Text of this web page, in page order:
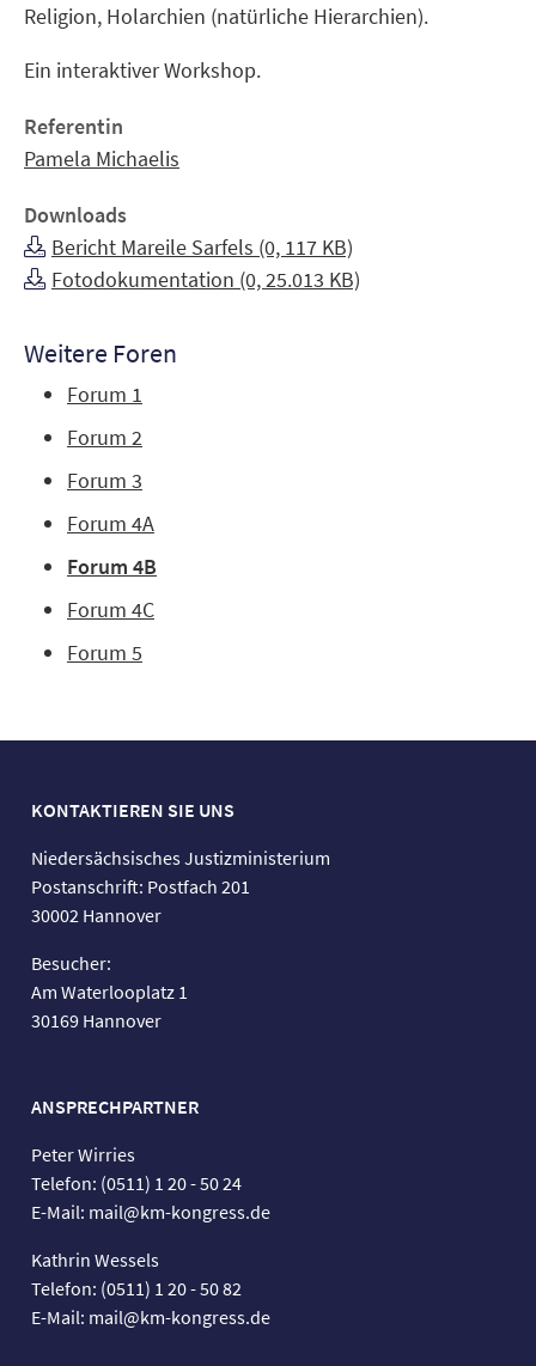
Religion, Holarchien (natürliche Hierarchien).
Ein interaktiver Workshop.
Referentin
Pamela Michaelis
Downloads
Bericht Mareile Sarfels (0, 117 KB)
Fotodokumentation (0, 25.013 KB)
Weitere Foren
Forum 1
Forum 2
Forum 3
Forum 4A
Forum 4B
Forum 4C
Forum 5
KONTAKTIEREN SIE UNS
Niedersächsisches Justizministerium
Postanschrift: Postfach 201
30002 Hannover
Besucher:
Am Waterlooplatz 1
30169 Hannover
ANSPRECHPARTNER
Peter Wirries
Telefon: (0511) 1 20 - 50 24
E-Mail: mail@km-kongress.de
Kathrin Wessels
Telefon: (0511) 1 20 - 50 82
E-Mail: mail@km-kongress.de